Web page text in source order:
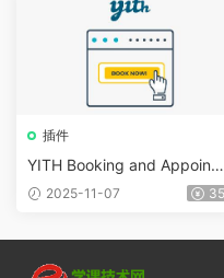
插件
YITH Booking and Appoint
ment for WooCommerce
2025-11-07 35